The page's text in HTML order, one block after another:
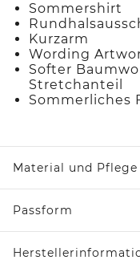
Sommershirt
Kurzarm
Wording
Softer
Stretchanteil
Sommerliches
Material und Pflege
Passform